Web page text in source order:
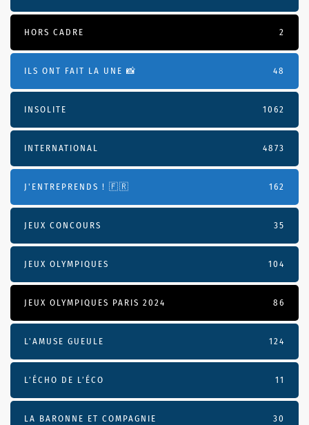
HORS CADRE 2
ILS ONT FAIT LA UNE 📸 48
INSOLITE 1062
INTERNATIONAL 4873
J'ENTREPRENDS ! 🇫🇷 162
JEUX CONCOURS 35
JEUX OLYMPIQUES 104
JEUX OLYMPIQUES PARIS 2024 86
L'AMUSE GUEULE 124
L’ÉCHO DE L’ÉCO 11
LA BARONNE ET COMPAGNIE 30